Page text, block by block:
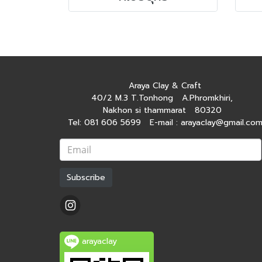
Araya Clay & Craft
40/2 M.3 T.Tonhong A.Phromkhiri,
Nakhon si thammarat 80320
Tel: 081 606 5699 E-mail : arayaclay@gmail.com
Subscribe
arayaclay